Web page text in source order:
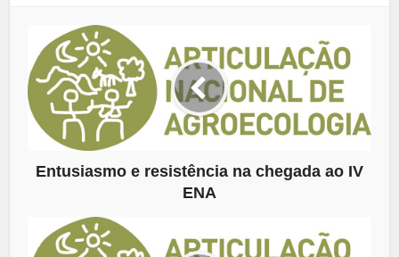
Entusiasmo e resistência na chegada ao IV
ENA